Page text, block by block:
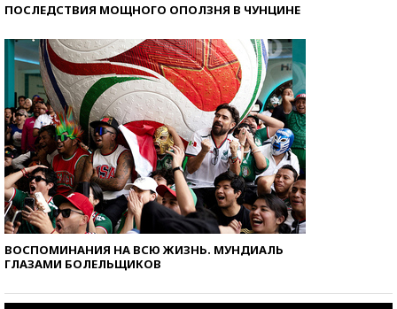
ПОСЛЕДСТВИЯ МОЩНОГО ОПОЛЗНЯ В ЧУНЦИНЕ
ВОСПОМИНАНИЯ НА ВСЮ ЖИЗНЬ. МУНДИАЛЬ
ГЛАЗАМИ БОЛЕЛЬЩИКОВ